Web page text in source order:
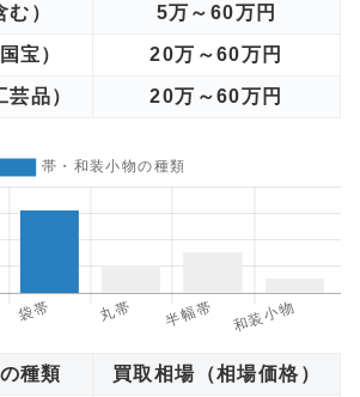
） 5万～60万円
宝） 20万～60万円
品） 20万～60万円
種類 買取相場（相場価格）